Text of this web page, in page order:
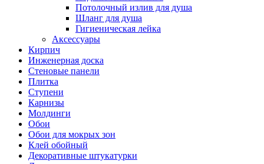
Потолочный излив для душа
Шланг для душа
Гигиеническая лейка
Аксессуары
Кирпич
Инженерная доска
Стеновые панели
Плитка
Ступени
Карнизы
Молдинги
Обои
Обои для мокрых зон
Клей обойный
Декоративные штукатурки